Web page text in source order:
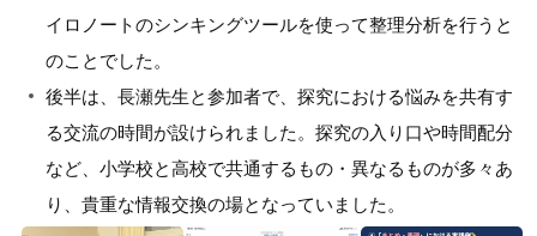
イロノートのシンキングツールを使って整理分析を行うと
のことでした。
後半は、長瀬先生と参加者で、探究における悩みを共有す
る交流の時間が設けられました。探究の入り口や時間配分
など、小学校と高校で共通するもの・異なるものが多々あ
り、貴重な情報交換の場となっていました。